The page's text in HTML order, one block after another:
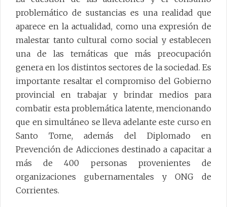
problemático de sustancias es una realidad que
aparece en la actualidad, como una expresión de
malestar tanto cultural como social y establecen
una de las temáticas que más preocupación
genera en los distintos sectores de la sociedad. Es
importante resaltar el compromiso del Gobierno
provincial en trabajar y brindar medios para
combatir esta problemática latente, mencionando
que en simultáneo se lleva adelante este curso en
Santo Tome, además del Diplomado en
Prevención de Adicciones destinado a capacitar a
más de 400 personas provenientes de
organizaciones gubernamentales y ONG de
Corrientes.